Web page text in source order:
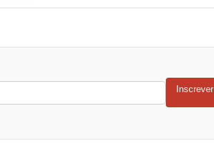
Inscrever